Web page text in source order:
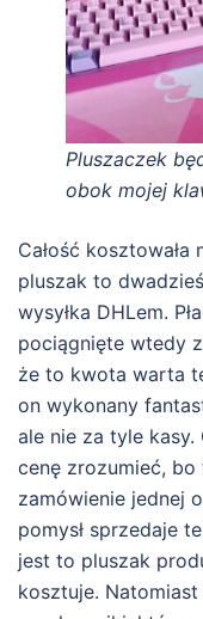
Pluszaczek
obok mojej
Całość
pluszak to
wysyłka DHLem.
pociągnięte wtedy
że to kwota warta
on wykonany
ale nie za tyle
cenę zrozumieć,
zamówienie jednej
pomysł sprzedaje
jest to pluszak
kosztuje.